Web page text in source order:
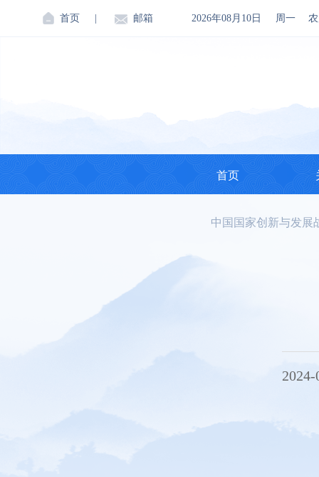
首页 邮箱 2026年08月10日 周一
首页
中国国家创新与发展